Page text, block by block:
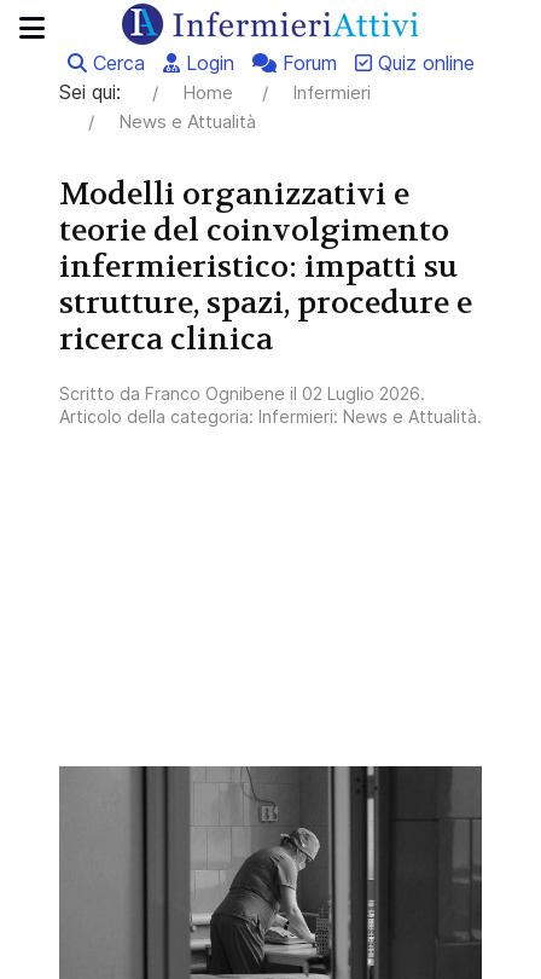
Cerca Login Forum
Quiz online
Sei qui:
Home
Infermieri
News e Attualità
Modelli organizzativi e
teorie del coinvolgimento
infermieristico: impatti su
strutture, spazi, procedure e
ricerca clinica
Scritto da Franco Ognibene il 02 Luglio 2026.
Articolo della categoria: Infermieri: News e Attualità.